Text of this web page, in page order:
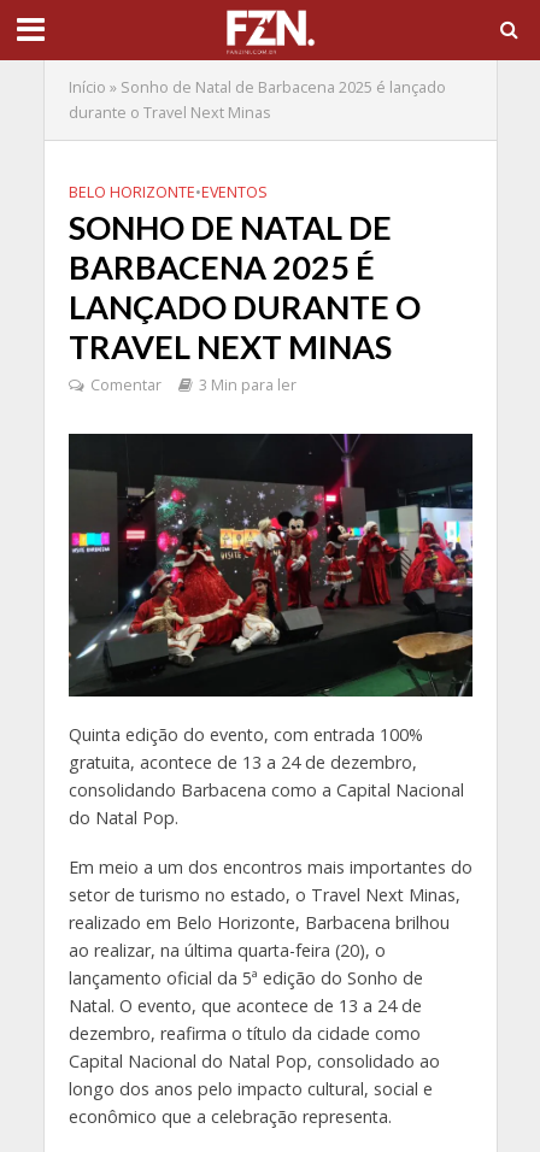
Início » Sonho de Natal de Barbacena 2025 é lançado
durante o Travel Next Minas
BELO HORIZONTE•EVENTOS
SONHO DE NATAL DE
BARBACENA 2025 É
LANÇADO DURANTE O
TRAVEL NEXT MINAS
Comentar 3 Min para ler
Quinta edição do evento, com entrada 100%
gratuita, acontece de 13 a 24 de dezembro,
consolidando Barbacena como a Capital Nacional
do Natal Pop.
Em meio a um dos encontros mais importantes do
setor de turismo no estado, o Travel Next Minas,
realizado em Belo Horizonte, Barbacena brilhou
ao realizar, na última quarta-feira (20), o
lançamento oficial da 5ª edição do Sonho de
Natal. O evento, que acontece de 13 a 24 de
dezembro, reafirma o título da cidade como
Capital Nacional do Natal Pop, consolidado ao
longo dos anos pelo impacto cultural, social e
econômico que a celebração representa.